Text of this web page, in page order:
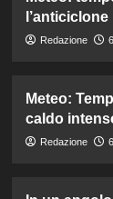
Redazione
Meteo:
caldo
Redazione